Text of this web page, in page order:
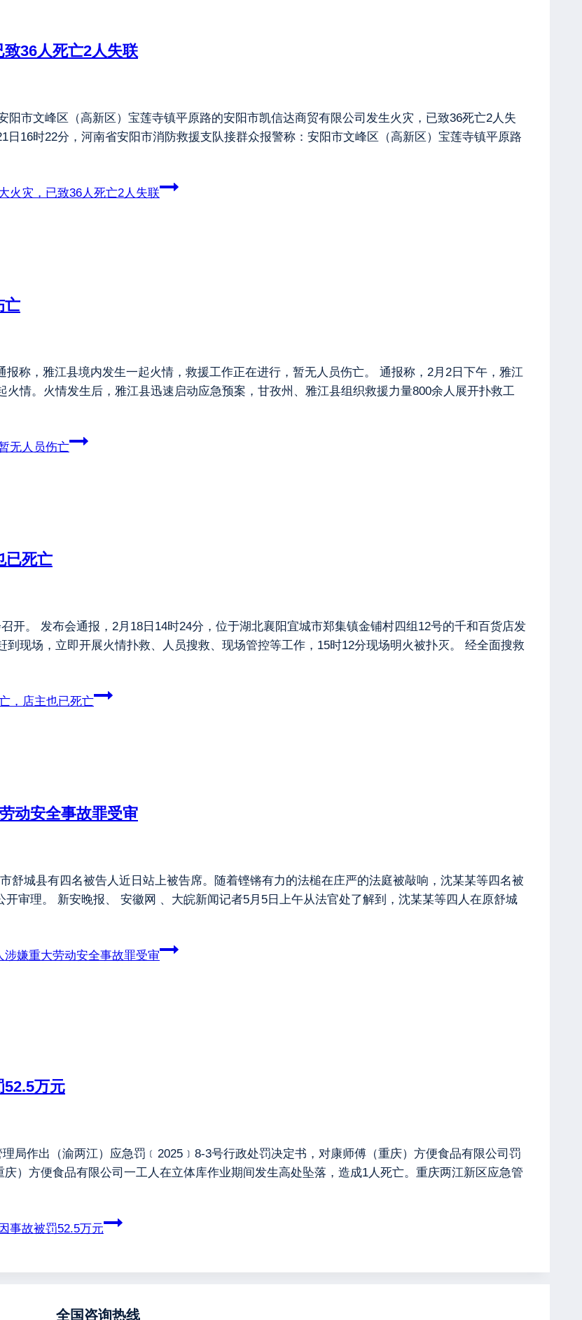
36人死亡2人失联
阳市文峰区（高新区）宝莲寺镇平原路的安阳市凯信达商贸有限公司发生火灾，已致36死亡2人失
日16时22分，河南省安阳市消防救援支队接群众报警称：安阳市文峰区（高新区）宝莲寺镇平原路
火灾，已致36人死亡2人失联
亡
称，雅江县境内发生一起火情，救援工作正在进行，暂无人员伤亡。 通报称，2月2日下午，雅江
火情。火情发生后，雅江县迅速启动应急预案，甘孜州、雅江县组织救援力量800余人展开扑救工
无人员伤亡
已死亡
开。 发布会通报，2月18日14时24分，位于湖北襄阳宜城市郑集镇金铺村四组12号的千和百货店发
现场，立即开展火情扑救、人员搜救、现场管控等工作，15时12分现场明火被扑灭。 经全面搜救
，店主也已死亡
动安全事故罪受审
舒城县有四名被告人近日站上被告席。随着铿锵有力的法槌在庄严的法庭被敲响，沈某某等四名被
审理。 新安晚报、 安徽网 、大皖新闻记者5月5日上午从法官处了解到，沈某某等四人在原舒城
嫌重大劳动安全事故罪受审
52.5万元
局作出（渝两江）应急罚﹝2025﹞8-3号行政处罚决定书，对康师傅（重庆）方便食品有限公司罚
）方便食品有限公司一工人在立体库作业期间发生高处坠落，造成1人死亡。重庆两江新区应急管
事故被罚52.5万元
全国咨询热线